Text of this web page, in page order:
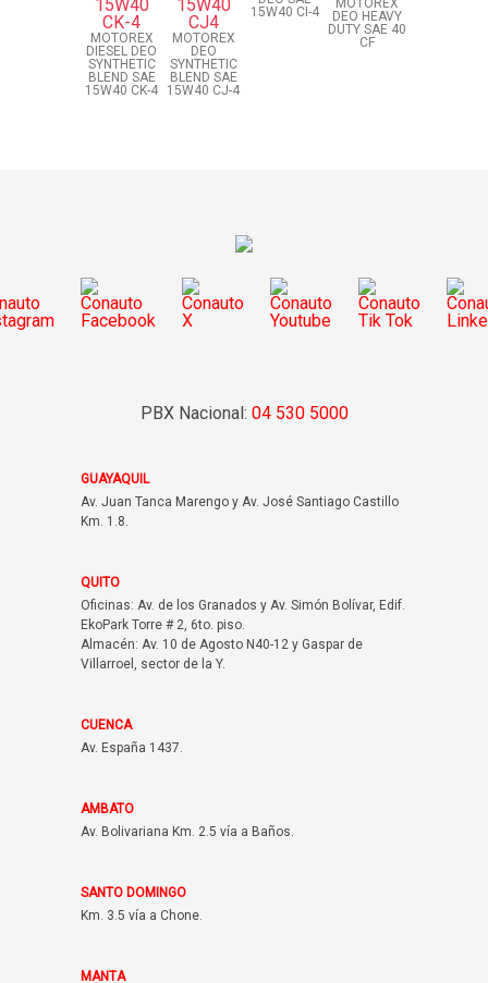
MOTOREX
DIESEL DEO
SYNTHETIC
BLEND SAE
15W40 CK-4
MOTOREX
DEO
SYNTHETIC
BLEND SAE
15W40 CJ-4
15W40 CI-4
MOTOREX
DEO HEAVY
DUTY SAE 40
CF
PBX Nacional: 04 530 5000
GUAYAQUIL
Av. Juan Tanca Marengo y Av. José Santiago Castillo
Km. 1.8.
QUITO
Oficinas: Av. de los Granados y Av. Simón Bolívar, Edif.
EkoPark Torre # 2, 6to. piso.
Almacén: Av. 10 de Agosto N40-12 y Gaspar de
Villarroel, sector de la Y.
CUENCA
Av. España 1437.
AMBATO
Av. Bolivariana Km. 2.5 vía a Baños.
SANTO DOMINGO
Km. 3.5 vía a Chone.
MANTA